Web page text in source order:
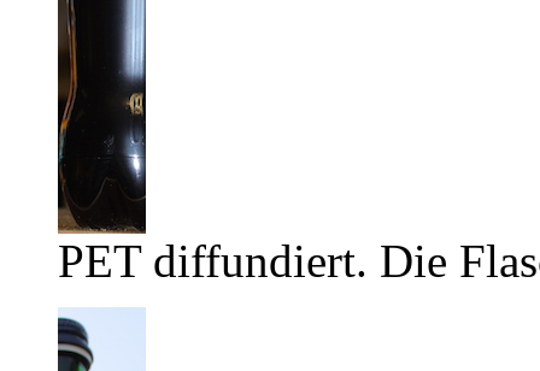
PET diffundiert. Die